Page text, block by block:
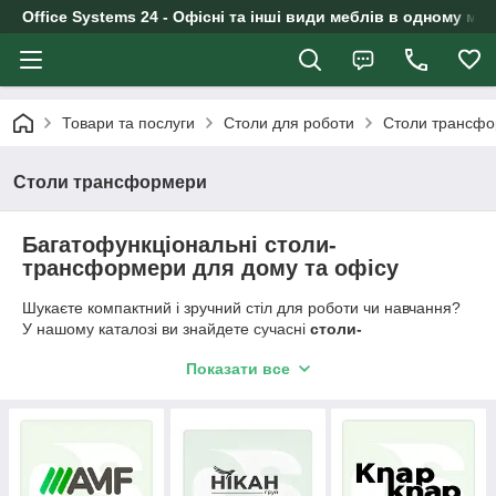
Office Systems 24 - Офісні та інші види меблів в одному
Товари та послуги Столи для роботи Столи
Столи трансформери
Багатофункціональні столи-
трансформери для дому та офісу
Шукаєте компактний і зручний стіл для роботи чи навчання?
У нашому каталозі ви знайдете сучасні столи-
кабінету керівника, кімнати підлітка або навіть балкона.
перетворюються на просторий письмовий або комп'ютерний
робочого місця.
Показати все